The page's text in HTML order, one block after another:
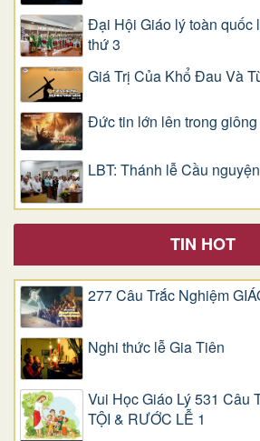
Đại Hội Giáo lý toàn quốc
thứ 3
Giá Trị Của Khổ Ðau Và
Đức tin lớn lên trong
LBT: Thánh lễ Cầu
TIN HOT
277 Câu Trắc Nghiệm
Nghi thức lễ Gia Tiên
Vui Học Giáo Lý 531 Câu
TỘI & RƯỚC LỄ 1